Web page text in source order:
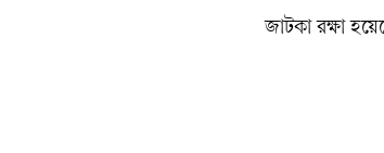
জাটকা রক্ষা